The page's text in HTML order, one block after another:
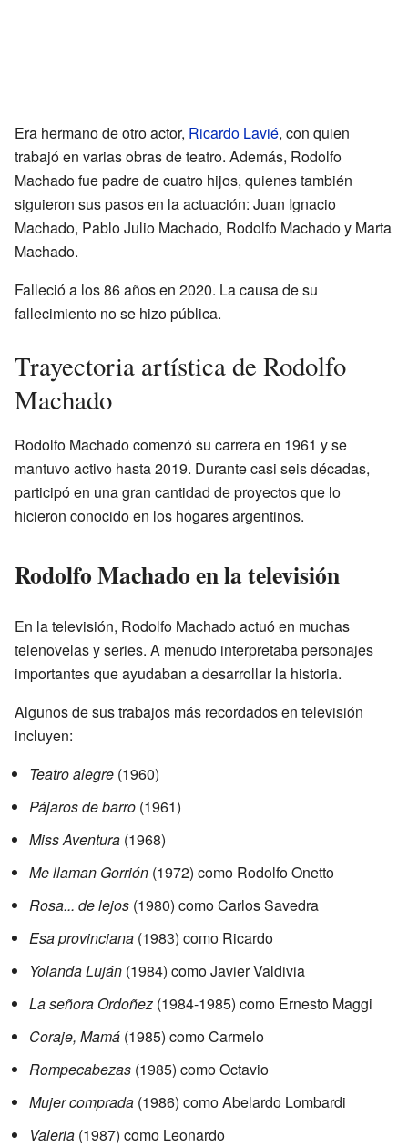
Era hermano de otro actor, Ricardo Lavié, con quien
trabajó en varias obras de teatro. Además, Rodolfo
Machado fue padre de cuatro hijos, quienes también
siguieron sus pasos en la actuación: Juan Ignacio
Machado, Pablo Julio Machado, Rodolfo Machado y Marta
Machado.
Falleció a los 86 años en 2020. La causa de su
fallecimiento no se hizo pública.
Trayectoria artística de Rodolfo
Machado
Rodolfo Machado comenzó su carrera en 1961 y se
mantuvo activo hasta 2019. Durante casi seis décadas,
participó en una gran cantidad de proyectos que lo
hicieron conocido en los hogares argentinos.
Rodolfo Machado en la televisión
En la televisión, Rodolfo Machado actuó en muchas
telenovelas y series. A menudo interpretaba personajes
importantes que ayudaban a desarrollar la historia.
Algunos de sus trabajos más recordados en televisión
incluyen:
Teatro alegre (1960)
Pájaros de barro (1961)
Miss Aventura (1968)
Me llaman Gorrión (1972) como Rodolfo Onetto
Rosa... de lejos (1980) como Carlos Savedra
Esa provinciana (1983) como Ricardo
Yolanda Luján (1984) como Javier Valdivia
La señora Ordoñez (1984-1985) como Ernesto Maggi
Coraje, Mamá (1985) como Carmelo
Rompecabezas (1985) como Octavio
Mujer comprada (1986) como Abelardo Lombardi
Valeria (1987) como Leonardo